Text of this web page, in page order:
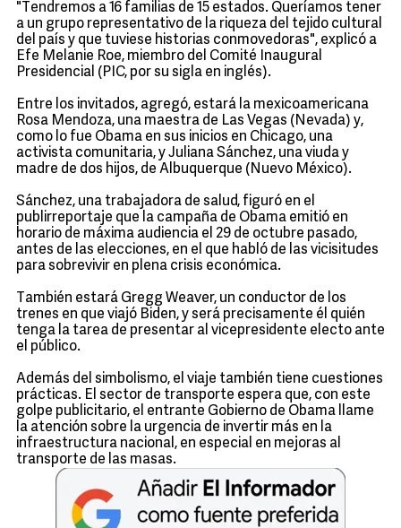
"Tendremos a 16 familias de 15 estados. Queríamos tener
a un grupo representativo de la riqueza del tejido cultural
del país y que tuviese historias conmovedoras", explicó a
Efe Melanie Roe, miembro del Comité Inaugural
Presidencial (PIC, por su sigla en inglés).
Entre los invitados, agregó, estará la mexicoamericana
Rosa Mendoza, una maestra de Las Vegas (Nevada) y,
como lo fue Obama en sus inicios en Chicago, una
activista comunitaria, y Juliana Sánchez, una viuda y
madre de dos hijos, de Albuquerque (Nuevo México).
Sánchez, una trabajadora de salud, figuró en el
publirreportaje que la campaña de Obama emitió en
horario de máxima audiencia el 29 de octubre pasado,
antes de las elecciones, en el que habló de las vicisitudes
para sobrevivir en plena crisis económica.
También estará Gregg Weaver, un conductor de los
trenes en que viajó Biden, y será precisamente él quién
tenga la tarea de presentar al vicepresidente electo ante
el público.
Además del simbolismo, el viaje también tiene cuestiones
prácticas. El sector de transporte espera que, con este
golpe publicitario, el entrante Gobierno de Obama llame
la atención sobre la urgencia de invertir más en la
infraestructura nacional, en especial en mejoras al
transporte de las masas.